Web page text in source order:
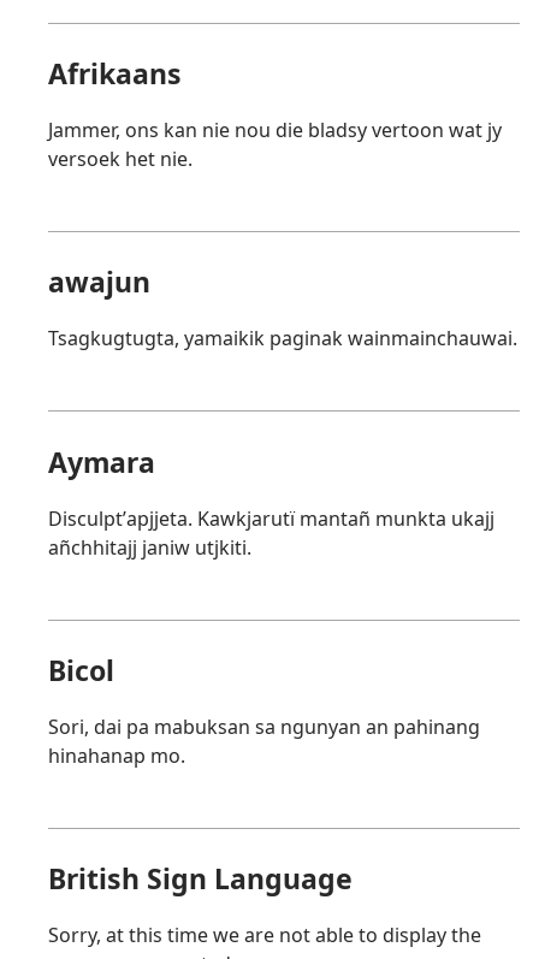
Afrikaans
Jammer, ons kan nie nou die bladsy vertoon wat jy
versoek het nie.
awajun
Tsagkugtugta, yamaikik paginak wainmainchauwai.
Aymara
Disculptʼapjjeta. Kawkjarutï mantañ munkta ukajj
añchhitajj janiw utjkiti.
Bicol
Sori, dai pa mabuksan sa ngunyan an pahinang
hinahanap mo.
British Sign Language
Sorry, at this time we are not able to display the